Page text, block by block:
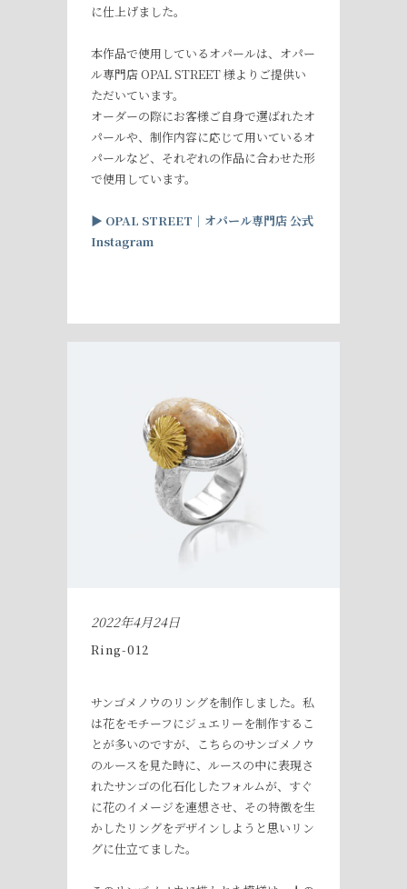
に仕上げました。
本作品で使用しているオパールは、オパー
ル専門店 OPAL STREET 様よりご提供い
ただいています。
オーダーの際にお客様ご自身で選ばれたオ
パールや、制作内容に応じて用いているオ
パールなど、それぞれの作品に合わせた形
で使用しています。
▶︎ OPAL STREET ｜オパール専門店公式
Instagram
2022年4月24日
Ring-012
サンゴメノウのリングを制作しました。私
は花をモチーフにジュエリーを制作するこ
とが多いのですが、こちらのサンゴメノウ
のルースを見た時に、ルースの中に表現さ
れたサンゴの化石化したフォルムが、すぐ
に花のイメージを連想させ、その特徴を生
かしたリングをデザインしようと思いリン
グに仕立てました。